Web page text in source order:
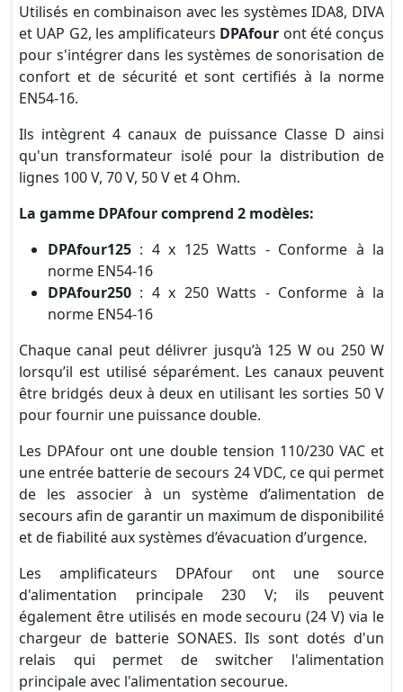
Utilisés en combinaison avec les systèmes IDA8, DIVA
et UAP G2, les amplificateurs DPAfour ont été conçus
pour s'intégrer dans les systèmes de sonorisation de
confort et de sécurité et sont certifiés à la norme
EN54-16.
Ils intègrent 4 canaux de puissance Classe D ainsi
qu'un transformateur isolé pour la distribution de
lignes 100 V, 70 V, 50 V et 4 Ohm.
La gamme DPAfour comprend 2 modèles:
DPAfour125 : 4 x 125 Watts - Conforme à la
norme EN54-16
DPAfour250 : 4 x 250 Watts - Conforme à la
norme EN54-16
Chaque canal peut délivrer jusqu’à 125 W ou 250 W
lorsqu’il est utilisé séparément. Les canaux peuvent
être bridgés deux à deux en utilisant les sorties 50 V
pour fournir une puissance double.
Les DPAfour ont une double tension 110/230 VAC et
une entrée batterie de secours 24 VDC, ce qui permet
de les associer à un système d’alimentation de
secours afin de garantir un maximum de disponibilité
et de fiabilité aux systèmes d’évacuation d’urgence.
Les amplificateurs DPAfour ont une source
d'alimentation principale 230 V; ils peuvent
également être utilisés en mode secouru (24 V) via le
chargeur de batterie SONAES. Ils sont dotés d'un
relais qui permet de switcher l'alimentation
principale avec l'alimentation secourue.